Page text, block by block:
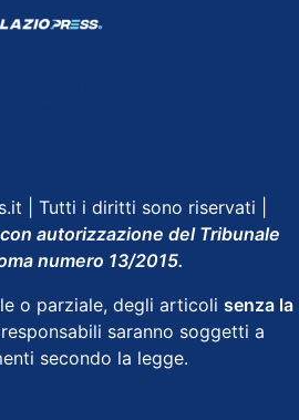
| Tutti i diritti sono riservati |
autorizzazione del Tribunale
numero 13/2015.
o parziale, degli articoli senza la
saranno soggetti a
secondo la legge.